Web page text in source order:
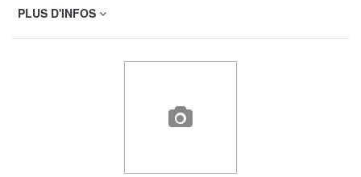
PLUS D'INFOS